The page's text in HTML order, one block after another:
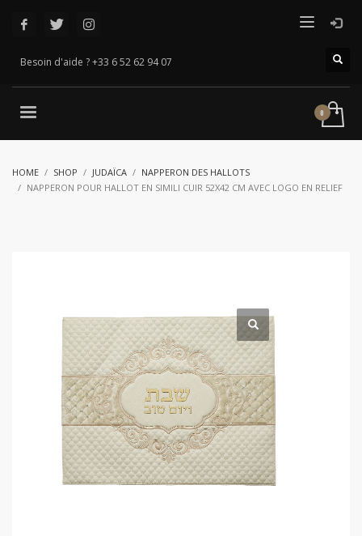
Besoin d'aide ? +33 6 52 62 94 07
HOME SHOP JUDAÏCA
NAPPERON DES HALLOTS
NAPPERON POUR HALLOT EN SIMILI CUIR 52X42 CM AVEC LOGO EN RELIEF